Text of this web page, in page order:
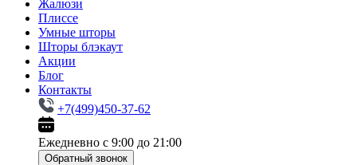
Жалюзи
Плиссе
Умные шторы
Шторы блэкаут
Акции
Блог
Контакты
+7(499)450-37-62
Ежедневно с 9:00 до 21:00
Обратный звонок